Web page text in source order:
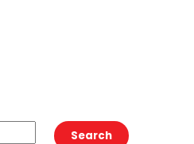
Search